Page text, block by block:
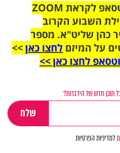
הצטרפו לקבוצת הוואטסאפ לקראת ZOOM
השבוע הקרוב
כהן שליט"א. מספר
על המיזם לחצו כאן>>
לחצו כאן >>
תוכן חדש של הידברות?
למדיניות הפרטיות